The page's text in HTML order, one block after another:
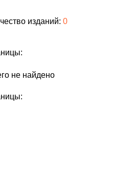
изданий: 0
не найдено